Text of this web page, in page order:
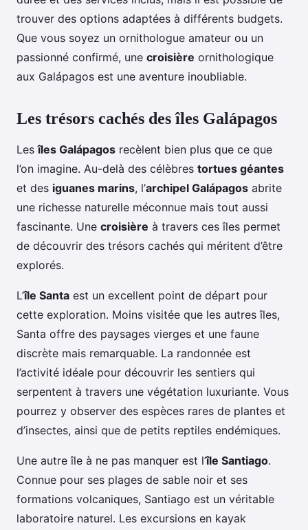
trouver des options adaptées à différents budgets.
Que vous soyez un ornithologue amateur ou un
passionné confirmé, une croisière ornithologique
aux Galápagos est une aventure inoubliable.
Les trésors cachés des îles Galápagos
Lesîles Galápagos recèlent bien plus que ce que
l’on imagine. Au-delà des célèbres tortues géantes
et des iguanes marins, l’archipel Galápagos abrite
une richesse naturelle méconnue mais tout aussi
fascinante. Une croisière à travers ces îles permet
de découvrir des trésors cachés qui méritent d’être
explorés.
L’île Santa est un excellent point de départ pour
cette exploration. Moins visitée que les autres îles,
Santa offre des paysages vierges et une faune
discrète mais remarquable. La randonnée est
l’activité idéale pour découvrir les sentiers qui
serpentent à travers une végétation luxuriante. Vous
pourrez y observer des espèces rares de plantes et
d’insectes, ainsi que de petits reptiles endémiques.
Une autre île à ne pas manquer est l’île Santiago.
Connue pour ses plages de sable noir et ses
formations volcaniques, Santiago est un véritable
laboratoire naturel. Les excursions en kayak